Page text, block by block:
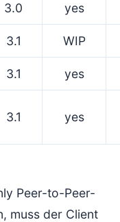
3.0 yes
3.1 WIP
3.1 yes
3.1 yes
Peer-to-Peer-
muss der Client